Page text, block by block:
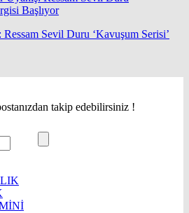
Sevil Duru ‘Kavuşum Serisi’
takip edebilirsiniz !